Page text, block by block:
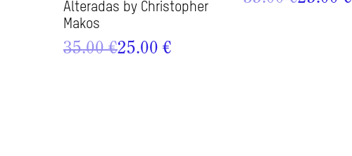
Alteradas by Christopher
Makos
35.00 €25.00 €